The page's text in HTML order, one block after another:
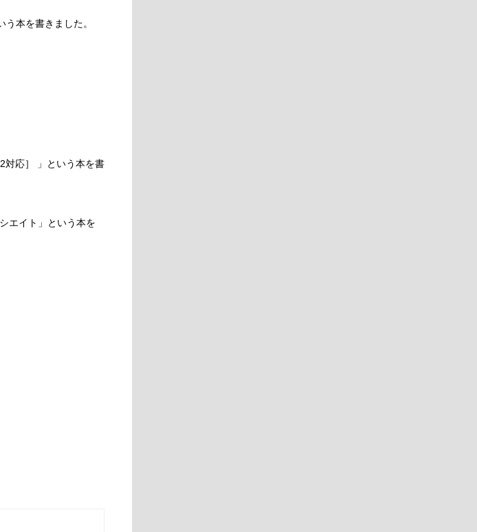
本を書きました。
対応］ 」という本を書
エイト」という本を